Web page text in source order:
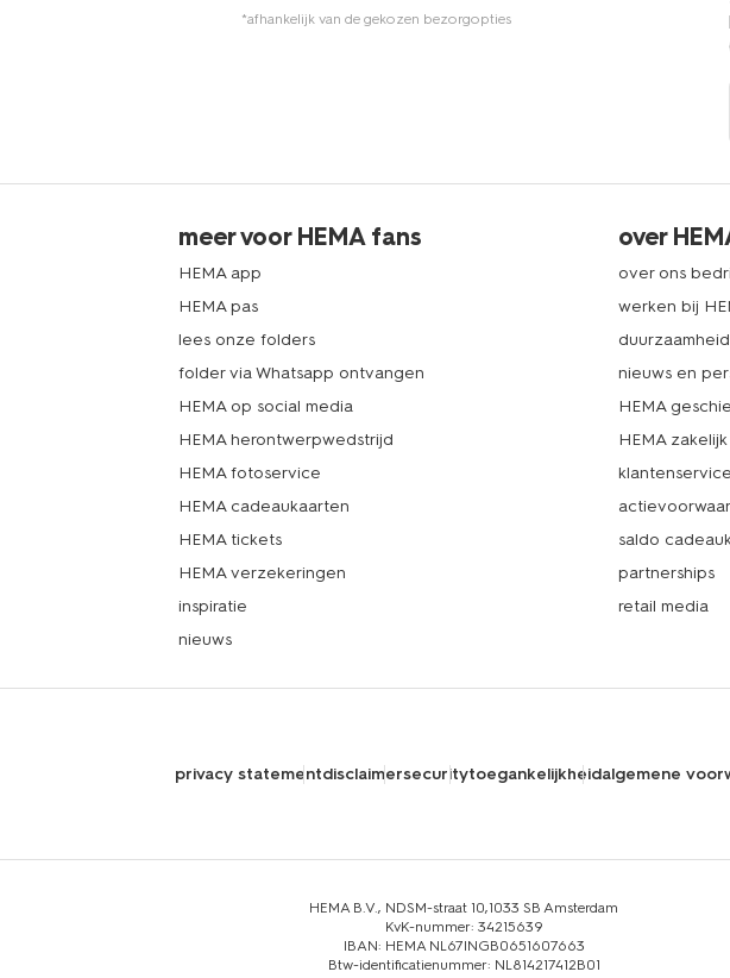
*afhankelijk van de gekozen bezorgopties
meer voor HEMA fans
HEMA app
HEMA pas
lees onze folders
folder via Whatsapp ontvangen
HEMA op social media
HEMA herontwerpwedstrijd
HEMA fotoservice
HEMA cadeaukaarten
HEMA tickets
HEMA verzekeringen
inspiratie
nieuws
over
over ons
werken bij
duurzaamheid
nieuws en
HEMA
HEMA zakelijk
klantenservice
saldo
partnerships
retail media
privacy statementdisclaimersecuritytoegankelijkheidalgemene
HEMA B.V., NDSM-straat 10,1033 SB Amsterdam
KvK-nummer: 34215639
IBAN: HEMA NL67INGB0651607663
Btw-identificatienummer: NL814217412B01